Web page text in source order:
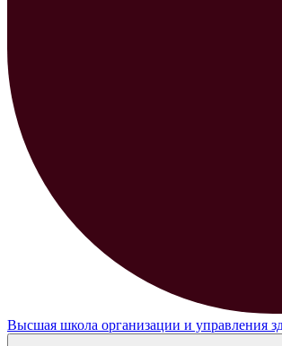
Высшая школа организации и управления